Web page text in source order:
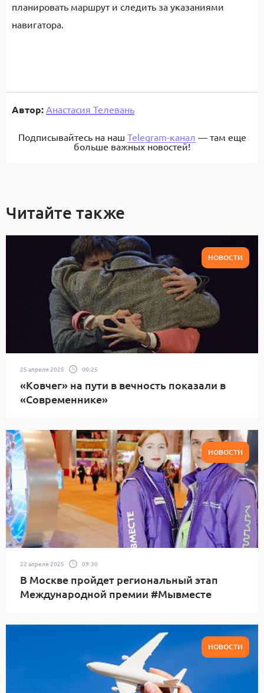
планировать маршрут и следить за указаниями
навигатора.
Автор: Анастасия Телевань
Подписывайтесь на наш Telegram-канал — там еще
больше важных новостей!
Читайте также
НОВОСТИ
25 апреля 2025 00:25
«Ковчег» на пути в вечность показали в
«Современнике»
НОВОСТИ
22 апреля 2025 09:30
В Москве пройдет региональный этап
Международной премии #Мывместе
НОВОСТИ